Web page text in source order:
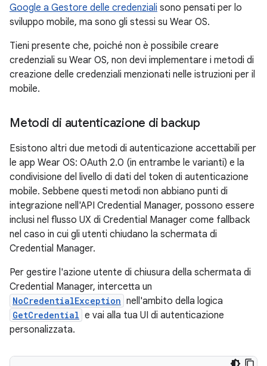
Google a Gestore delle credenziali sono pensati per lo
sviluppo mobile, ma sono gli stessi su Wear OS.
Tieni presente che, poiché non è possibile creare
credenziali su Wear OS, non devi implementare i metodi di
creazione delle credenziali menzionati nelle istruzioni per il
mobile.
Metodi di autenticazione di backup
Esistono altri due metodi di autenticazione accettabili per
le app Wear OS: OAuth 2.0 (in entrambe le varianti) e la
condivisione del livello di dati del token di autenticazione
mobile. Sebbene questi metodi non abbiano punti di
integrazione nell'API Credential Manager, possono essere
inclusi nel flusso UX di Credential Manager come fallback
nel caso in cui gli utenti chiudano la schermata di
Credential Manager.
Per gestire l'azione utente di chiusura della schermata di
Credential Manager, intercetta un
NoCredentialException nell'ambito della logica
GetCredential e vai alla tua UI di autenticazione
personalizzata.